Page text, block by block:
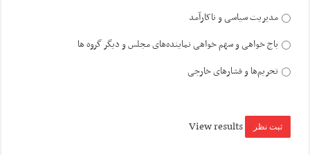
مدیریت سیاسی و ناکارآمد
باج خواهی و سهم خواهی نماینده‌های مجلس و دیگر گروه ها
تحریم‌ها و فشارهای خارجی
View results